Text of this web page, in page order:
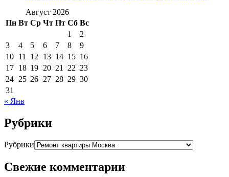
Август 2026
Пн Вт Ср Чт Пт Сб Вс
1
2
3
4 5 6 7 8
9
10 11 12 13 14 15 16
17 18 19 20 21 22 23
24 25 26 27 28 29 30
31
« Янв
Рубрики
Рубрики
Свежие комментарии